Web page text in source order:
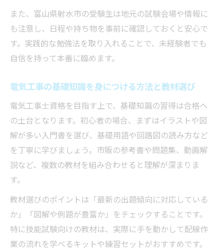
また、富山県射水市の受験生は地元の試験会場や情報に
も注意し、日程や持ち物を事前に確認しておくと安心で
す。実践的な勉強法を取り入れることで、未経験者でも
自信を持って本番に臨めます。
電気工事の基礎知識を身につける方法と教材選び
電気工事士資格を目指す上で、基礎知識の習得は合格へ
の土台となります。初心者の場合、まずはイラストや図
解が多い入門書を選び、基礎用語や回路図の読み方など
を丁寧に学びましょう。市販の参考書や問題集、動画解
説など、複数の教材を組み合わせると理解が深まりま
す。
教材選びのポイントは「最新の出題傾向に対応している
か」「図解や例題が豊富か」をチェックすることです。
特に技能試験向けの教材は、実際に手を動かして配線作
業の流れを学べるキットや練習セットがおすすめです。